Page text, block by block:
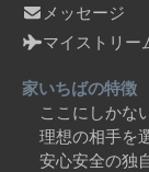
メッセージ
マイストリー
家いちばの特徴
ここにしかな
理想の相手を
安心安全の独